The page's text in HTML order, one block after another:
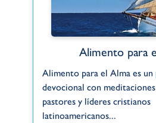
Alimento para
Alimento para el Alma es un
devocional con
pastores y líderes cristianos
latinoamericanos...